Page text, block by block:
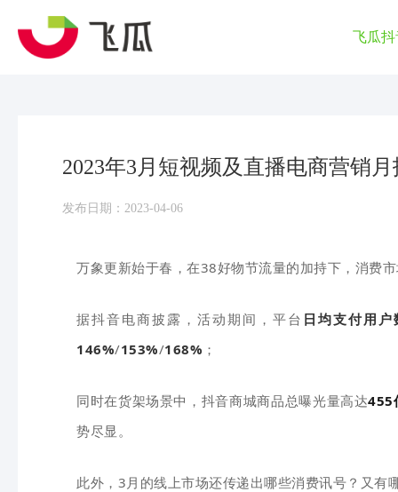
飞瓜抖
2023年3月短视频及直播电商营销月
发布日期：2023-04-06
万象更新始于春，在38好物节流量的加持下，消费
据抖音电商披露，活动期间，平台 日均支付用户
146%/153%/168% ；
同时在货架场景中，抖音商城商品总曝光量高达455
势尽显。
此外， 3月的线上市场还传递出哪些消费讯号？ 又有